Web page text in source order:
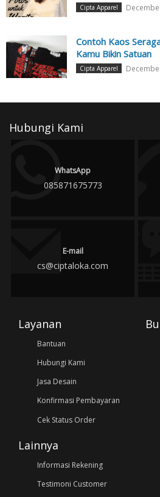
Cipta Apparel
Contoh Kaos
Kamu Bikin Satuan
Cipta Apparel
Hubungi Kami
WhatsApp
085871675773
E-mail
cs@ciptaloka.com
Layanan
Bantuan
Hubungi Kami
Jasa Desain
Konfirmasi Pembayaran
Cek Status Order
Lainnya
Informasi Rekening
Testimoni Customer